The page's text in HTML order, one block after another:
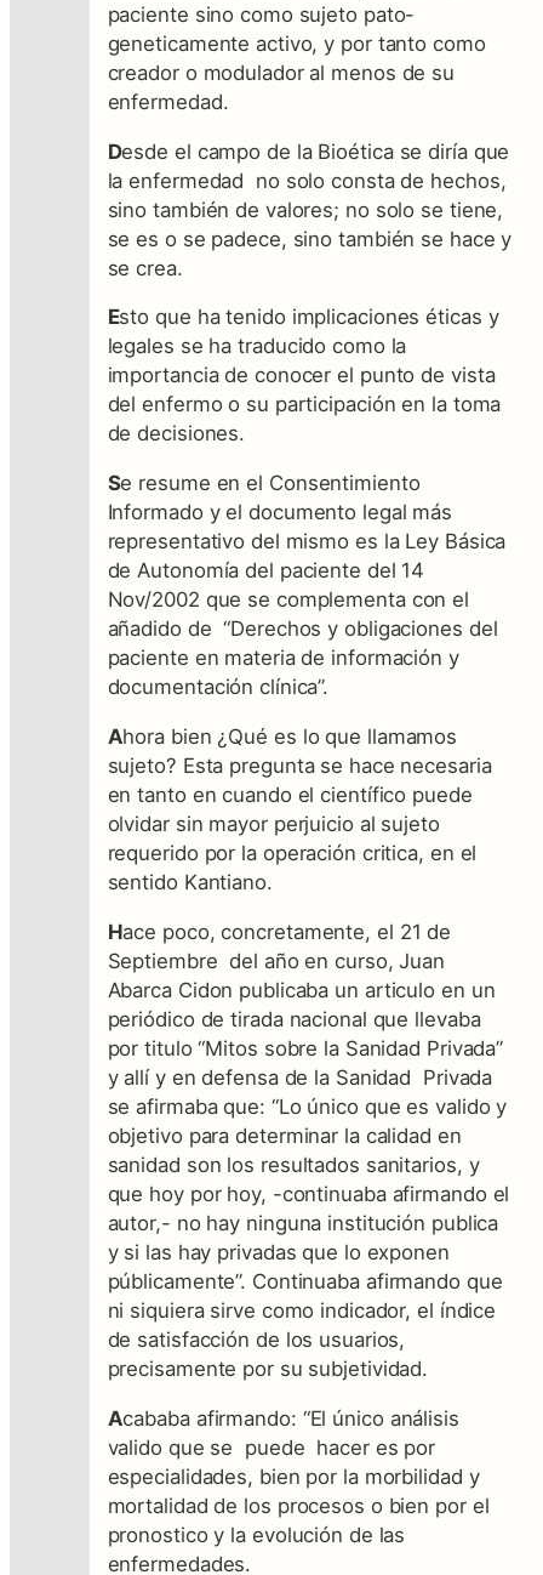
paciente sino como sujeto pato-
geneticamente activo, y por tanto como
creador o modulador al menos de su
enfermedad.
Desde el campo de la Bioética se diría que
la enfermedad no solo consta de hechos,
sino también de valores; no solo se tiene,
se es o se padece, sino también se hace y
se crea.
Esto que ha tenido implicaciones éticas y
legales se ha traducido como la
importancia de conocer el punto de vista
del enfermo o su participación en la toma
de decisiones.
Se resume en el Consentimiento
Informado y el documento legal más
representativo del mismo es la Ley Básica
de Autonomía del paciente del 14
Nov/2002 que se complementa con el
añadido de “Derechos y obligaciones del
paciente en materia de información y
documentación clínica”.
Ahora bien ¿Qué es lo que llamamos
sujeto? Esta pregunta se hace necesaria
en tanto en cuando el científico puede
olvidar sin mayor perjuicio al sujeto
requerido por la operación critica, en el
sentido Kantiano.
Hace poco, concretamente, el 21 de
Septiembre del año en curso, Juan
Abarca Cidon publicaba un articulo en un
periódico de tirada nacional que llevaba
por titulo “Mitos sobre la Sanidad Privada”
y allí y en defensa de la Sanidad Privada
se afirmaba que: “Lo único que es valido y
objetivo para determinar la calidad en
sanidad son los resultados sanitarios, y
que hoy por hoy, -continuaba afirmando el
autor,- no hay ninguna institución publica
y si las hay privadas que lo exponen
públicamente”. Continuaba afirmando que
ni siquiera sirve como indicador, el índice
de satisfacción de los usuarios,
precisamente por su subjetividad.
Acababa afirmando: “El único análisis
valido que se puede hacer es por
especialidades, bien por la morbilidad y
mortalidad de los procesos o bien por el
pronostico y la evolución de las
enfermedades.